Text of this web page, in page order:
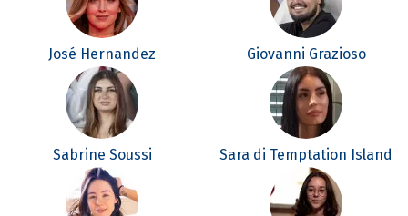
José Hernandez Giovanni Grazioso
Sabrine Soussi Sara di Temptation Island